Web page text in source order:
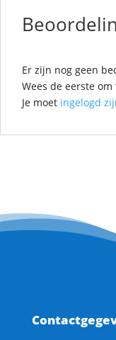
Er zijn nog geen
Wees de eerste om
Je moet ingelogd